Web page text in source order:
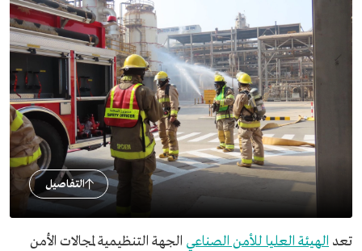
التفاصيل
تعد الهيئة العليا للأمن الصناعي الجهة التنظيمية لمجالات الأمن